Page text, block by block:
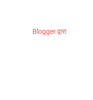
Blogger द्वारा